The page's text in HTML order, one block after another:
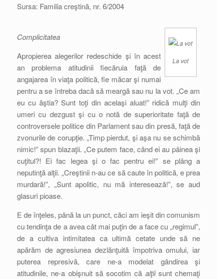
Sursa: Familia creştină, nr. 6/2004
La vot
Complicitatea
Apropierea alegerilor redeschide şi în acest
an problema atitudinii fiecăruia faţă de
angajarea în viaţa politică, fie măcar şi numai
pentru a se întreba dacă să meargă sau nu la vot. „Ce am
eu cu ăştia? Sunt toţi din acelaşi aluat!” ridică mulţi din
umeri cu dezgust şi cu o notă de superioritate faţă de
controversele politice din Parlament sau din presă, faţă de
zvonurile de corupţie. „Timp pierdut, şi aşa nu se schimbă
nimic!” spun blazaţii. „Ce putem face, când ei au pâinea şi
cuţitul?! Ei fac legea şi o fac pentru ei!” se plâng a
neputinţă alţii. „Creştinii n-au ce să caute în politică, e prea
murdară!”, „Sunt apolitic, nu mă interesează!”, se aud
glasuri pioase.
E de înţeles, până la un punct, căci am ieşit din comunism
cu tendinţa de a avea cât mai puţin de a face cu „regimul”,
de a cultiva intimitatea ca ultimă cetate unde să ne
apărăm de agresiunea dezlănţuită împotriva omului, iar
puterea represivă, care ne-a modelat gândirea şi
atitudinile, ne-a obişnuit să socotim că alţiisunt chemaţi